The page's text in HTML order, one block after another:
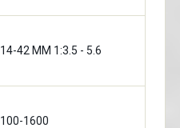
14-42 ММ 1:3.5 - 5.6
100-1600